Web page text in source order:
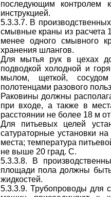
последующим контролем
инструкцией.
5.3.3.7. В
смывные краны из расчета
менее одного смывного
хранения шлангов.
Для мытья рук в цехах
подводкой холодной и
мылом, щеткой,
полотенцами разового
Раковины должны
при входе, а также в
расстоянии не более 18 м
Для питьевых целей
сатураторные установки
места; температура
не выше 20 град. C.
5.3.3.8. В
площади пола должны
жидкостей.
5.3.3.9. Трубопроводы для